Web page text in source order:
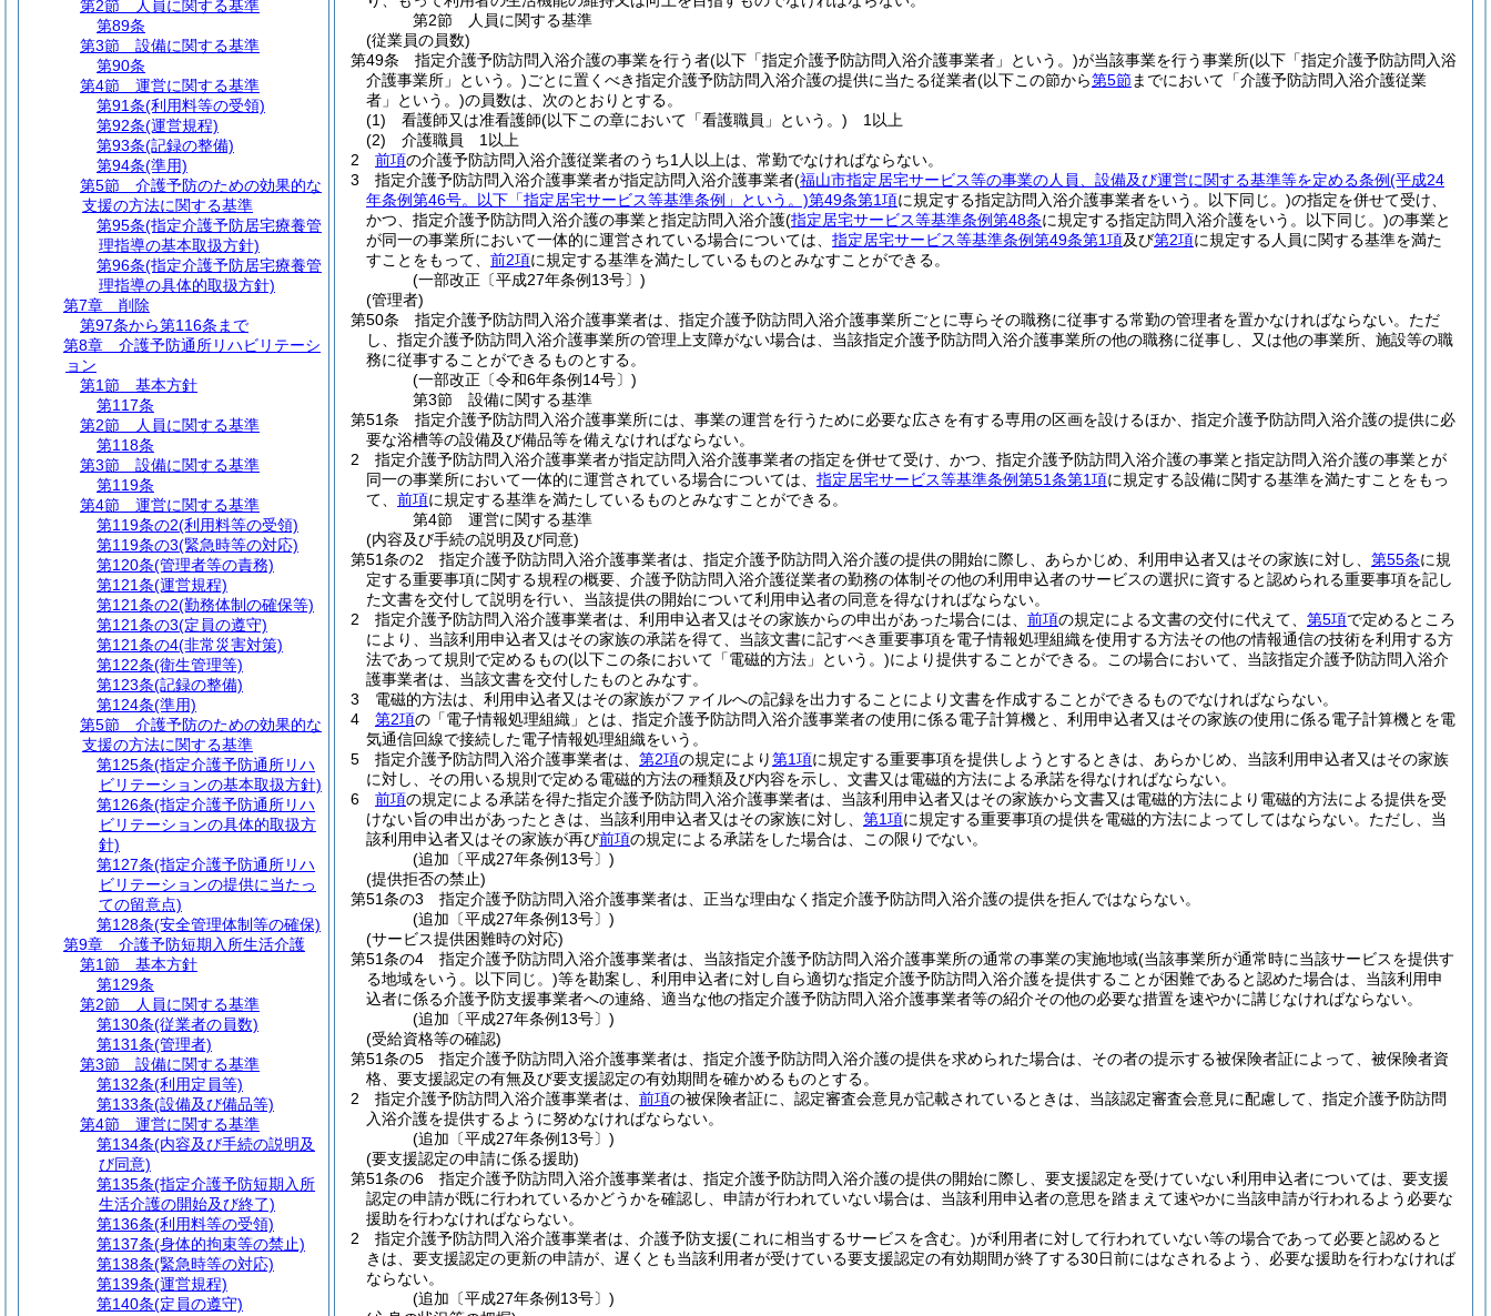
第2節
人員に関する基準
(従業員の員数)
第49条
指定介護予防訪問入浴介護の事業を行う者(以下「指定介護予防訪問入浴介護事業者」という。)が当該事業を行う事業所(以下「指定介護予防訪問入浴
介護事業所」という。)ごとに置くべき指定介護予防訪問入浴介護の提供に当たる従業者(以下この節から第5節までにおいて「介護予防訪問入浴介護従業
者」という。)の員数は、次のとおりとする。
(1)
看護師又は准看護師(以下この章において「看護職員」という。) 1以上
(2)
介護職員 1以上
2
前項の介護予防訪問入浴介護従業者のうち1人以上は、常勤でなければならない。
3
指定介護予防訪問入浴介護事業者が指定訪問入浴介護事業者(福山市指定居宅サービス等の事業の人員、設備及び運営に関する基準等を定める条例(平成24
年条例第46号。以下「指定居宅サービス等基準条例」という。)第49条第1項に規定する指定訪問入浴介護事業者をいう。以下同じ。)の指定を併せて受け、
かつ、指定介護予防訪問入浴介護の事業と指定訪問入浴介護(指定居宅サービス等基準条例第48条に規定する指定訪問入浴介護をいう。以下同じ。)の事業と
が同一の事業所において一体的に運営されている場合については、 指定居宅サービス等基準条例第49条第1項及び第2項に規定する人員に関する基準を満た
すことをもって、 前2項に規定する基準を満たしているものとみなすことができる。
(一部改正〔平成27年条例13号〕)
(管理者)
第50条
指定介護予防訪問入浴介護事業者は、指定介護予防訪問入浴介護事業所ごとに専らその職務に従事する常勤の管理者を置かなければならない。 ただ
し、指定介護予防訪問入浴介護事業所の管理上支障がない場合は、当該指定介護予防訪問入浴介護事業所の他の職務に従事し、又は他の事業所、施設等の職
務に従事することができるものとする。
(一部改正〔令和6年条例14号〕)
第3節
設備に関する基準
第51条
指定介護予防訪問入浴介護事業所には、事業の運営を行うために必要な広さを有する専用の区画を設けるほか、指定介護予防訪問入浴介護の提供に必
要な浴槽等の設備及び備品等を備えなければならない。
2
指定介護予防訪問入浴介護事業者が指定訪問入浴介護事業者の指定を併せて受け、かつ、指定介護予防訪問入浴介護の事業と指定訪問入浴介護の事業とが
同一の事業所において一体的に運営されている場合については、 指定居宅サービス等基準条例第51条第1項に規定する設備に関する基準を満たすことをもっ
て、 前項に規定する基準を満たしているものとみなすことができる。
第4節
運営に関する基準
(内容及び手続の説明及び同意)
第51条の2
指定介護予防訪問入浴介護事業者は、指定介護予防訪問入浴介護の提供の開始に際し、あらかじめ、利用申込者又はその家族に対し、 第55条に規
定する重要事項に関する規程の概要、介護予防訪問入浴介護従業者の勤務の体制その他の利用申込者のサービスの選択に資すると認められる重要事項を記し
た文書を交付して説明を行い、当該提供の開始について利用申込者の同意を得なければならない。
2
指定介護予防訪問入浴介護事業者は、利用申込者又はその家族からの申出があった場合には、 前項の規定による文書の交付に代えて、 第5項で定めるところ
により、当該利用申込者又はその家族の承諾を得て、当該文書に記すべき重要事項を電子情報処理組織を使用する方法その他の情報通信の技術を利用する方
法であって規則で定めるもの(以下この条において「電磁的方法」という。)により提供することができる。
この場合において、当該指定介護予防訪問入浴介
護事業者は、当該文書を交付したものとみなす。
3
電磁的方法は、利用申込者又はその家族がファイルへの記録を出力することにより文書を作成することができるものでなければならない。
4
第2項の「電子情報処理組織」とは、指定介護予防訪問入浴介護事業者の使用に係る電子計算機と、利用申込者又はその家族の使用に係る電子計算機とを電
気通信回線で接続した電子情報処理組織をいう。
5
指定介護予防訪問入浴介護事業者は、 第2項の規定により第1項に規定する重要事項を提供しようとするときは、あらかじめ、当該利用申込者又はその家族
に対し、その用いる規則で定める電磁的方法の種類及び内容を示し、文書又は電磁的方法による承諾を得なければならない。
6
前項の規定による承諾を得た指定介護予防訪問入浴介護事業者は、当該利用申込者又はその家族から文書又は電磁的方法により電磁的方法による提供を受
けない旨の申出があったときは、当該利用申込者又はその家族に対し、 第1項に規定する重要事項の提供を電磁的方法によってしてはならない。 ただし、当
該利用申込者又はその家族が再び前項の規定による承諾をした場合は、この限りでない。
(追加〔平成27年条例13号〕)
(提供拒否の禁止)
第51条の3
指定介護予防訪問入浴介護事業者は、正当な理由なく指定介護予防訪問入浴介護の提供を拒んではならない。
(追加〔平成27年条例13号〕)
(サービス提供困難時の対応)
第51条の4
指定介護予防訪問入浴介護事業者は、当該指定介護予防訪問入浴介護事業所の通常の事業の実施地域(当該事業所が通常時に当該サービスを提供す
る地域をいう。以下同じ。)等を勘案し、利用申込者に対し自ら適切な指定介護予防訪問入浴介護を提供することが困難であると認めた場合は、当該利用申
込者に係る介護予防支援事業者への連絡、適当な他の指定介護予防訪問入浴介護事業者等の紹介その他の必要な措置を速やかに講じなければならない。
(追加〔平成27年条例13号〕)
(受給資格等の確認)
第51条の5
指定介護予防訪問入浴介護事業者は、指定介護予防訪問入浴介護の提供を求められた場合は、その者の提示する被保険者証によって、被保険者資
格、要支援認定の有無及び要支援認定の有効期間を確かめるものとする。
2
指定介護予防訪問入浴介護事業者は、 前項の被保険者証に、認定審査会意見が記載されているときは、当該認定審査会意見に配慮して、指定介護予防訪問
入浴介護を提供するように努めなければならない。
(追加〔平成27年条例13号〕)
(要支援認定の申請に係る援助)
第51条の6
指定介護予防訪問入浴介護事業者は、指定介護予防訪問入浴介護の提供の開始に際し、要支援認定を受けていない利用申込者については、要支援
認定の申請が既に行われているかどうかを確認し、申請が行われていない場合は、当該利用申込者の意思を踏まえて速やかに当該申請が行われるよう必要な
援助を行わなければならない。
2
指定介護予防訪問入浴介護事業者は、介護予防支援(これに相当するサービスを含む。)が利用者に対して行われていない等の場合であって必要と認めると
きは、要支援認定の更新の申請が、遅くとも当該利用者が受けている要支援認定の有効期間が終了する30日前にはなされるよう、必要な援助を行わなければ
ならない。
(追加〔平成27年条例13号〕)
第2節
人員に関する基準
第89条
第3節
設備に関する基準
第90条
第4節
運営に関する基準
第91条(利用料等の受領)
第92条(運営規程)
第93条(記録の整備)
第94条(準用)
第5節
介護予防のための効果的な
支援の方法に関する基準
第95条(指定介護予防居宅療養管
理指導の基本取扱方針)
第96条(指定介護予防居宅療養管
理指導の具体的取扱方針)
第7章
削除
第97条から第116条まで
第8章
介護予防通所リハビリテーシ
ョン
第1節
基本方針
第117条
第2節
人員に関する基準
第118条
第3節
設備に関する基準
第119条
第4節
運営に関する基準
第119条の2(利用料等の受領)
第119条の3(緊急時等の対応)
第120条(管理者等の責務)
第121条(運営規程)
第121条の2(勤務体制の確保等)
第121条の3(定員の遵守)
第121条の4(非常災害対策)
第122条(衛生管理等)
第123条(記録の整備)
第124条(準用)
第5節
介護予防のための効果的な
支援の方法に関する基準
第125条(指定介護予防通所リハ
ビリテーションの基本取扱方針)
第126条(指定介護予防通所リハ
ビリテーションの具体的取扱方
針)
第127条(指定介護予防通所リハ
ビリテーションの提供に当たっ
ての留意点)
第128条(安全管理体制等の確保)
第9章
介護予防短期入所生活介護
第1節
基本方針
第129条
第2節
人員に関する基準
第130条(従業者の員数)
第131条(管理者)
第3節
設備に関する基準
第132条(利用定員等)
第133条(設備及び備品等)
第4節
運営に関する基準
第134条(内容及び手続の説明及
び同意)
第135条(指定介護予防短期入所
生活介護の開始及び終了)
第136条(利用料等の受領)
第137条(身体的拘束等の禁止)
第138条(緊急時等の対応)
第139条(運営規程)
第140条(定員の遵守)